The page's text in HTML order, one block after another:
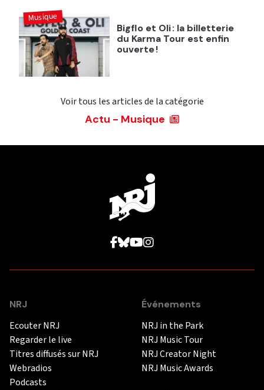
Bigflo et Oli : la billetterie
du Karma Tour est enfin
ouverte !
Musique
Voir tous les articles de la catégorie
Actu - Musique
NRJ
Ecouter NRJ
Regarder le live
Titres diffusés sur NRJ
Webradios
Podcasts
Événements
NRJ in the Park
NRJ Music Tour
NRJ Creator Night
NRJ Music Awards